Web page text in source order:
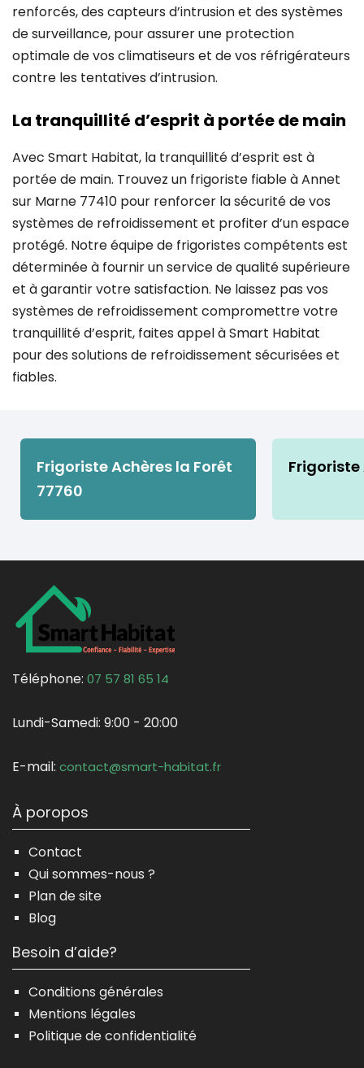
renforcés, des capteurs d’intrusion et des systèmes
de surveillance, pour assurer une protection
optimale de vos climatiseurs et de vos réfrigérateurs
contre les tentatives d’intrusion.
La tranquillité d’esprit à portée de main
Avec Smart Habitat, la tranquillité d’esprit est à
portée de main. Trouvez un frigoriste fiable à Annet
sur Marne 77410 pour renforcer la sécurité de vos
systèmes de refroidissement et profiter d’un espace
protégé. Notre équipe de frigoristes compétents est
déterminée à fournir un service de qualité supérieure
et à garantir votre satisfaction. Ne laissez pas vos
systèmes de refroidissement compromettre votre
tranquillité d’esprit, faites appel à Smart Habitat
pour des solutions de refroidissement sécurisées et
fiables.
Frigoriste Achères la Forêt
77760
Frigoriste
Téléphone: 07 57 81 65 14
Lundi-Samedi: 9:00 - 20:00
E-mail: contact@smart-habitat.fr
À poropos
Contact
Qui sommes-nous ?
Plan de site
Blog
Besoin d’aide?
Conditions générales
Mentions légales
Politique de confidentialité